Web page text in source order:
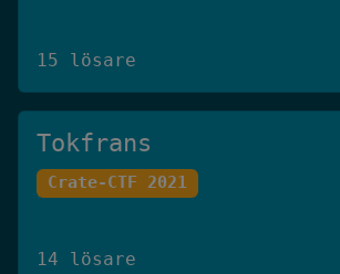
15 lösare
Tokfrans
Crate-CTF 2021
14 lösare